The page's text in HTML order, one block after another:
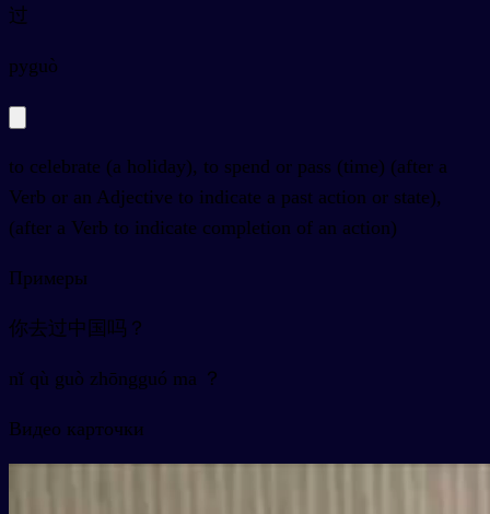
过
pyguò
to celebrate (a holiday), to spend or pass (time) (after a
Verb or an Adjective to indicate a past action or state),
(after a Verb to indicate completion of an action)
Примеры
你去过中国吗？
nǐ qù guò zhōngguó ma ？
Видео карточки